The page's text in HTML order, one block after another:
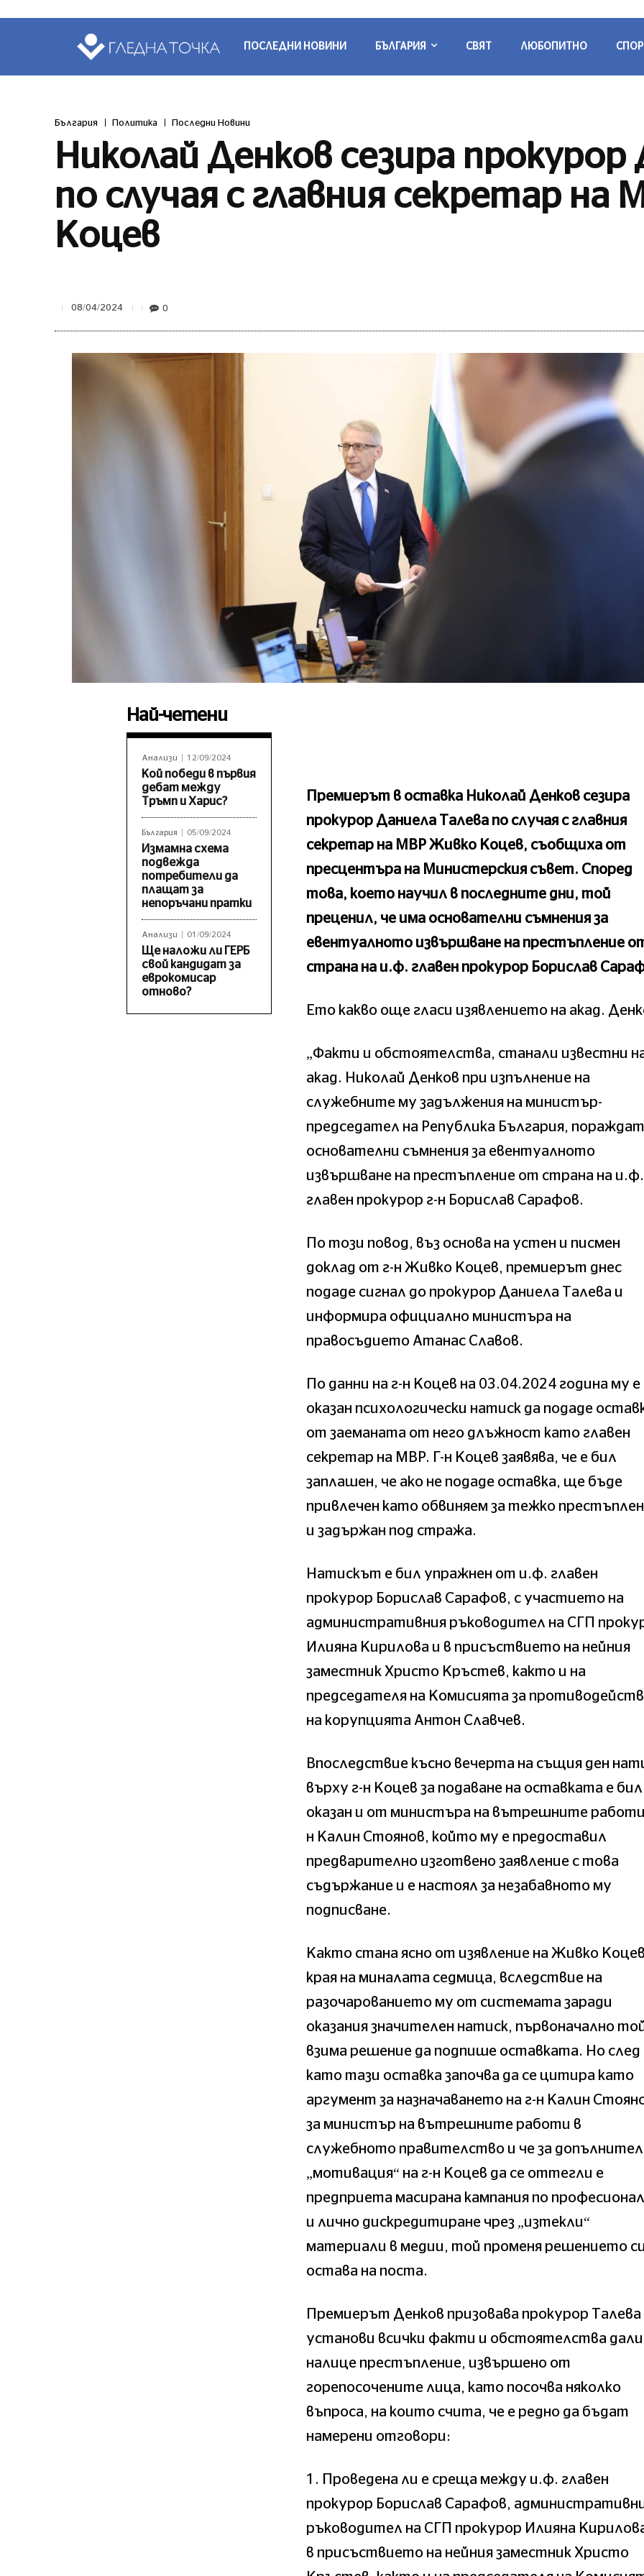
ПОСЛЕДНИ НОВИНИ БЪЛГАРИЯ СВЯТ ЛЮБОПИТНО СПОРТ
България Политика Последни Новини
Николай Денков сезира прокурор
по случая с главния секретар на
Коцев
08/04/2024 0
Най-четени
Анализи 12/09/2024
Кой победи в първия
дебат между
Тръмп и Харис?
България 05/09/2024
Измамна схема
подвежда
потребители да
плащат за
непоръчани пратки
Анализи 01/09/2024
Ще наложи ли ГЕРБ
свой кандидат за
еврокомисар
отново?
Премиерът в оставка Николай Денков сезира
прокурор Даниела Талева по случая с главния
секретар на МВР Живко Коцев, съобщиха от
пресцентъра на Министерския съвет. Според
това, което научил в последните дни, той
преценил, че има основателни съмнения за
евентуалното извършване на престъпление
страна на и.ф. главен прокурор Борислав
Ето какво още гласи изявлението на акад.
„Факти и обстоятелства, станали известни
акад. Николай Денков при изпълнение на
служебните му задължения на министър-
председател на Република България, пораждат
основателни съмнения за евентуалното
извършване на престъпление от страна на и.ф.
главен прокурор г-н Борислав Сарафов.
По този повод, въз основа на устен и писмен
доклад от г-н Живко Коцев, премиерът днес
подаде сигнал до прокурор Даниела Талева и
информира официално министъра на
правосъдието Атанас Славов.
По данни на г-н Коцев на 03.04.2024 година му е
оказан психологически натиск да подаде
от заеманата от него длъжност като главен
секретар на МВР. Г-н Коцев заявява, че е бил
заплашен, че ако не подаде оставка, ще бъде
привлечен като обвиняем за тежко
и задържан под стража.
Натискът е бил упражнен от и.ф. главен
прокурор Борислав Сарафов, с участието на
административния ръководител на СГП
Илияна Кирилова и в присъствието на нейния
заместник Христо Кръстев, както и на
председателя на Комисията за
на корупцията Антон Славчев.
Впоследствие късно вечерта на същия ден
върху г-н Коцев за подаване на оставката е бил
оказан и от министъра на вътрешните работи
н Калин Стоянов, който му е предоставил
предварително изготвено заявление с това
съдържание и е настоял за незабавното му
подписване.
Както стана ясно от изявление на Живко
края на миналата седмица, вследствие на
разочарованието му от системата заради
оказания значителен натиск, първоначално
взима решение да подпише оставката. Но след
като тази оставка започва да се цитира като
аргумент за назначаването на г-н Калин
за министър на вътрешните работи в
служебното правителство и че за
„мотивация“ на г-н Коцев да се оттегли е
предприета масирана кампания по
и лично дискредитиране чрез „изтекли“
материали в медии, той променя решението
остава на поста.
Премиерът Денков призовава прокурор Талева
установи всички факти и обстоятелства дали
налице престъпление, извършено от
горепосочените лица, като посочва няколко
въпроса, на които счита, че е редно да бъдат
намерени отговори:
1. Проведена ли е среща между и.ф. главен
прокурор Борислав Сарафов,
ръководител на СГП прокурор Илияна
в присъствието на нейния заместник Христо